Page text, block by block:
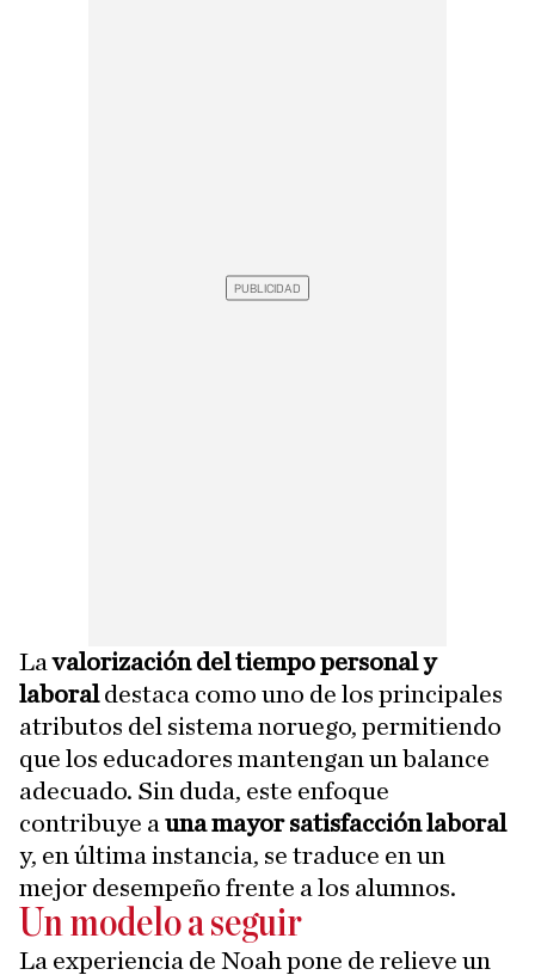
Lavalorización del tiempo personal y
laboraldestaca como uno de los principales
atributos del sistema noruego, permitiendo
que los educadores mantengan un balance
adecuado. Sin duda, este enfoque
contribuye a una mayor satisfacción laboral
y, en última instancia, se traduce en un
mejor desempeño frente a los alumnos.
Un modelo a seguir
La experiencia de Noah pone de relieve un